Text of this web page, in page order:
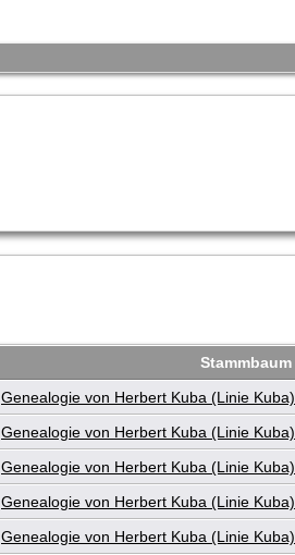
Stammbaum
Genealogie von Herbert Kuba (Linie Kuba)
Genealogie von Herbert Kuba (Linie Kuba)
Genealogie von Herbert Kuba (Linie Kuba)
Genealogie von Herbert Kuba (Linie Kuba)
Genealogie von Herbert Kuba (Linie Kuba)